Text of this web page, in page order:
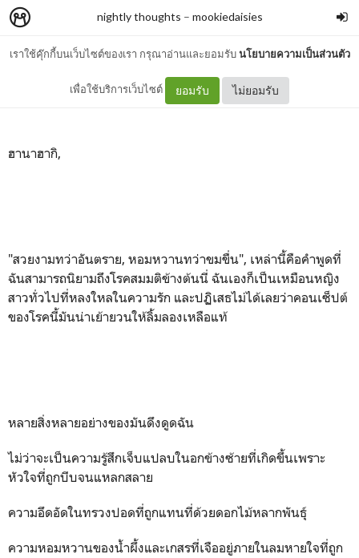
เราใช้คุ๊กกี้บนเว็บไซต์ของเรา กรุณาอ่านและยอมรับนโยบายความเป็นส่วนตัว
เพื่อใช้บริการเว็บไซต์ ยอมรับ ไม่ยอมรับ
nightly thoughts – mookiedaisies
1:11 AM
ฮานาฮากิ,
"สวยงามทว่าอันตราย, หอมหวานทว่าขมขื่น", เหล่านี้คือคำพูดที่
ฉันสามารถนิยามถึงโรคสมมติข้างต้นนี่ ฉันเองก็เป็นเหมือนหญิง
สาวทั่วไปที่หลงใหลในความรัก และปฏิเสธไม่ได้เลยว่าคอนเซ็ปต์
ของโรคนี้มันน่าเย้ายวนให้ลิ้มลองเหลือแท้
หลายสิ่งหลายอย่างของมันดึงดูดฉัน
ไม่ว่าจะเป็นความรู้สึกเจ็บแปลบในอกข้างซ้ายที่เกิดขึ้นเพราะ
หัวใจที่ถูกบีบจนแหลกสลาย
ความอึดอัดในทรวงปอดที่ถูกแทนที่ด้วยดอกไม้หลากพันธุ์
ความหอมหวานของน้ำผึ้งและเกสรที่เจืออยู่ภายในลมหายใจที่ถูก